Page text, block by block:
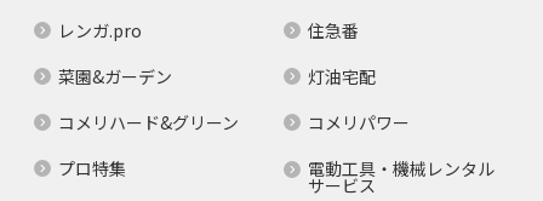
レンガ.pro
住急番
菜園&ガーデン
灯油宅配
コメリハード&グリーン
コメリパワー
プロ特集
電動工具・機械レンタル
サービス